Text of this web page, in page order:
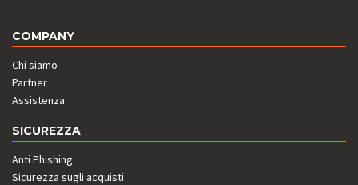
COMPANY
Chi siamo
Partner
Assistenza
SICUREZZA
Anti Phishing
Sicurezza sugli acquisti